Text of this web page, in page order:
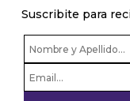
Suscribite para